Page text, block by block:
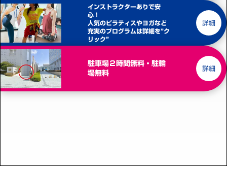
インストラクターありで安
心！
人気のピラティスやヨガなど
充実のプログラムは詳細を”ク
リック”
詳細
駐車場２時間無料・駐輪
場無料 詳細